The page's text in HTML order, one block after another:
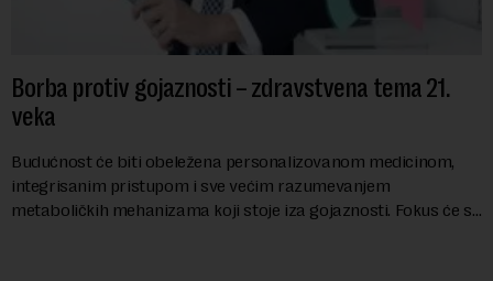
Borba protiv gojaznosti – zdravstvena tema 21.
veka
Budućnost će biti obeležena personalizovanom medicinom,
integrisanim pristupom i sve većim razumevanjem
metaboličkih mehanizama koji stoje iza gojaznosti. Fokus će se